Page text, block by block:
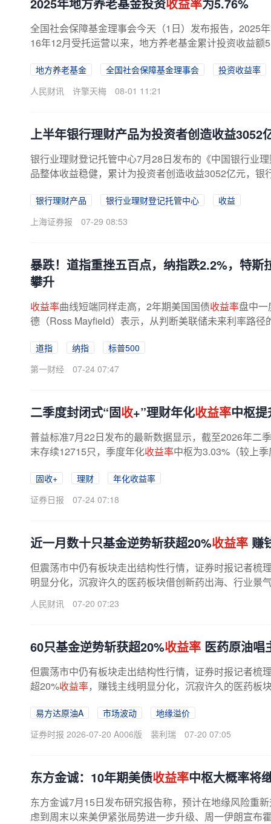
全国社会保障基金理事会今天（1日）发布报告，2025
16年12月受托运营以来，地方养老基金累计投资收益额
地方养老基金 全国社会保障基金理事会
投资收益率
人民财讯
许擎天梅 08-01 11:21
上半年银行理财产品为投资者创造收益3052
银行业理财登记托管中心7月28日发布的《中国银行业
品整体收益稳健，累计为投资者创造收益3052亿元，银
银行理财产品 银行业理财登记托管中心
收益
上海证券报
07-29 08:53
暴跌！道指重挫五百点，纳指跌2.2%，特
攀升
收益率曲线短端同样走高，2年期美国国债收益率盘中一
德（Ross Mayfield）表示，从判断美联储未来利率路径
道指 纳指
标普500
第一财经
07-24 07:47
二季度封闭式“固收+”理财年化收益率中枢提
普益标准7月22日发布的最新数据显示，截至2026年二
末存续12715只，季度年化收益率中枢为3.03%（较上
固收+ 理财
年化收益率
证券日报
07-24 07:18
近一月数十只基金逆势斩获超20%收益率 赚
但震荡市中仍有板块走出结构性行情，证券时报记者梳
明显分化，沉寂许久的医药板块借创新药出海、行业景
人民财讯 07-20 07:23
60只基金逆势斩获超20%收益率 医药原油唱
但震荡市中仍有板块走出结构性行情，证券时报记者梳
超20%收益率，赚钱主线明显分化，沉寂许久的医药板
易方达原油A 市场波动
地缘溢价
证券时报 2026-07-20 A006版
裴利瑞 07-20 07:05
东方金诚：10年期美债收益率中枢大概率将
东方金诚7月15日发布研究报告称，预计在地缘风险重
虑到周末以来美伊紧张局势进一步升级、周一伊朗宣布